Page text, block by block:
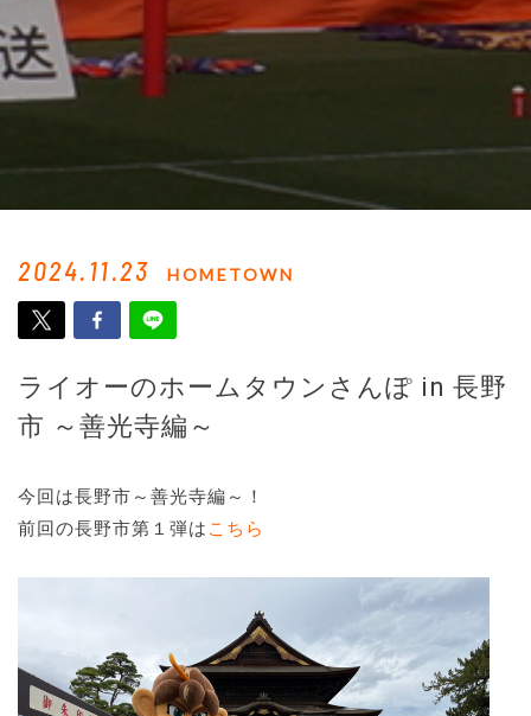
2024.11.23 HOMETOWN
ライオーのホームタウンさんぽ in 長野
市 ～善光寺編～
今回は長野市～善光寺編～！
前回の長野市第１弾は こちら